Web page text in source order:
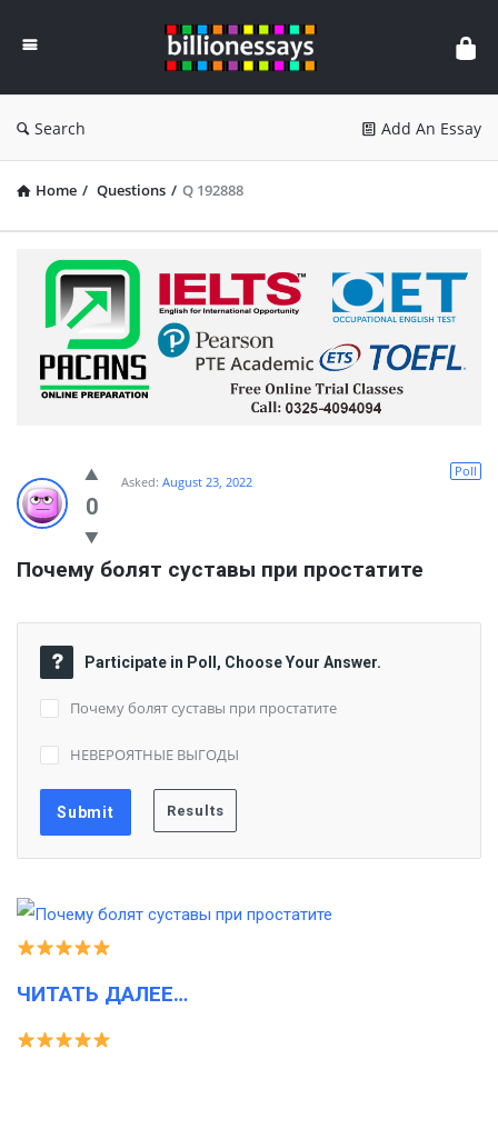
Essays
Search Add An Essay
Home / Questions / Q 192888
0
Poll
Asked: August 23, 2022
Почему болят суставы при простатите
Participate in Poll, Choose Your Answer.
Почему болят суставы при простатите
НЕВЕРОЯТНЫЕ ВЫГОДЫ
ЧИТАТЬ ДАЛЕЕ…